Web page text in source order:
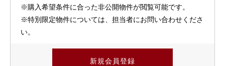
※購入希望条件に合った非公開物件が閲覧可能です。
※特別限定物件については、担当者にお問い合わせくださ
い。
新規会員登録